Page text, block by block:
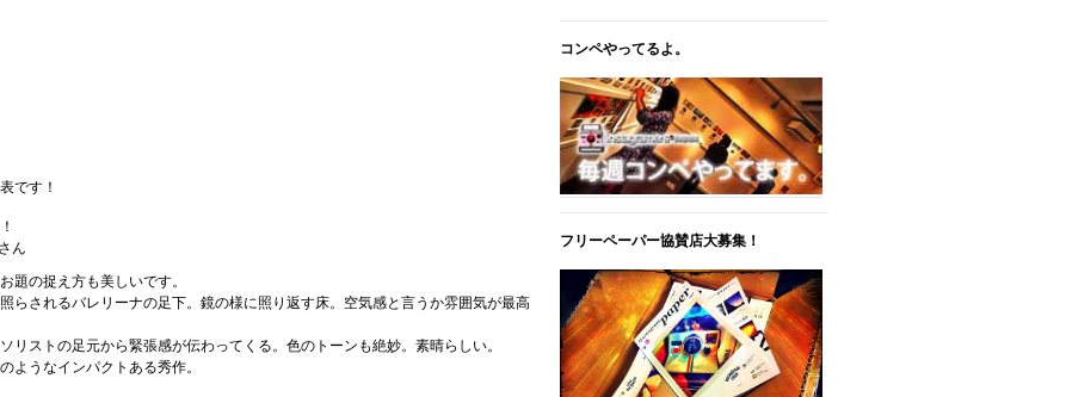
です！
さん
題の捉え方も美しいです。
らされるバレリーナの足下。鏡の様に照り返す床。空気感と言うか雰囲気が最高
リストの足元から緊張感が伝わってくる。色のトーンも絶妙。素晴らしい。
ようなインパクトある秀作。
コンペやってるよ。
フリーペーパー協賛店大募集！